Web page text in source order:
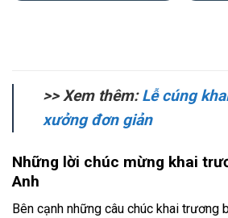
>> Xem thêm:Lễ cúng
xưởng đơn giản
Những lời chúc mừng khai
Anh
Bên cạnh những câu chúc khai trương